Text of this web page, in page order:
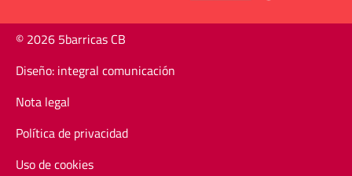
© 2026 5barricas CB
Diseño: integral comunicación
Nota legal
Política de privacidad
Uso de cookies